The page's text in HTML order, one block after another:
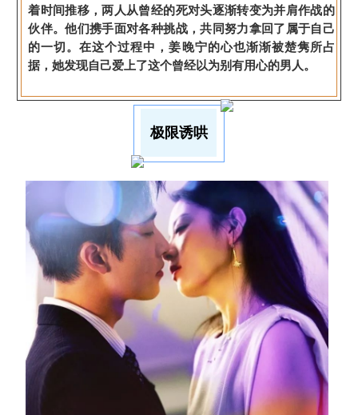
着时间推移，两人从曾经的死对头逐渐转变为并肩作战的
伙伴。他们携手面对各种挑战，共同努力拿回了属于自己
的一切。在这个过程中，姜晚宁的心也渐渐被楚隽所占
据，她发现自己爱上了这个曾经以为别有用心的男人。
极限诱哄